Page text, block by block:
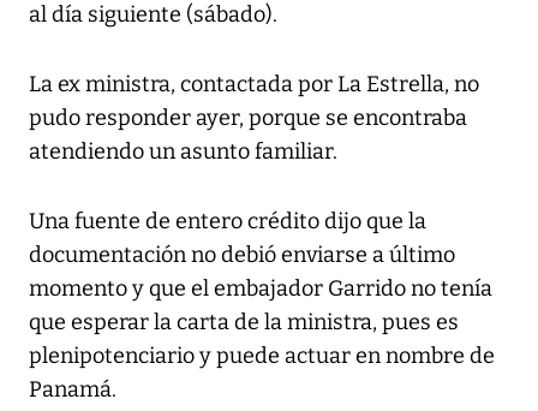
al día siguiente (sábado).
La ex ministra, contactada por La Estrella, no
pudo responder ayer, porque se encontraba
atendiendo un asunto familiar.
Una fuente de entero crédito dijo que la
documentación no debió enviarse a último
momento y que el embajador Garrido no tenía
que esperar la carta de la ministra, pues es
plenipotenciario y puede actuar en nombre de
Panamá.